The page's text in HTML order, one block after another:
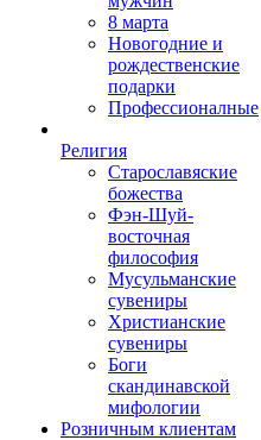
8 марта
Новогодние и
рождественские
подарки
Профессионалные
Религия
Старославяские
божества
Фэн-Шуй-
восточная
философия
Мусульманские
сувениры
Христианские
сувениры
Боги
скандинавской
мифологии
Розничным клиентам